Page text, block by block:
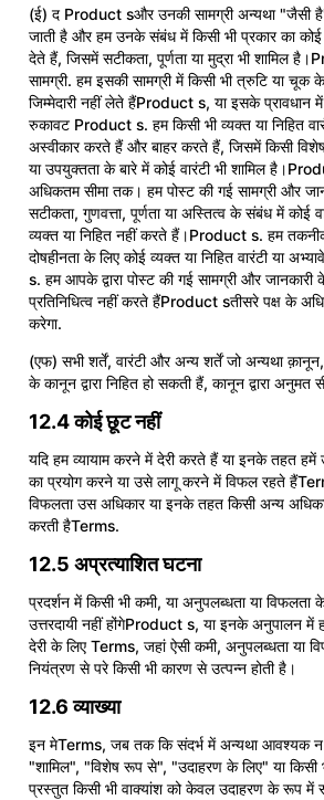
(ई) द Product sऔर उनकी सामग्री अन्यथा "जैसी
जाती है और हम उनके संबंध में किसी भी प्रकार का कोई
देते हैं, जिसमें सटीकता, पूर्णता या मुद्रा भी शामिल
सामग्री. हम इसकी सामग्री में किसी भी त्रुटि या चूक के
जिम्मेदारी नहीं लेते हैंProduct s, या इसके प्रावधान में
रुकावट Product s. हम किसी भी व्यक्त या निहित
अस्वीकार करते हैं और बाहर करते हैं, जिसमें किसी विशेष
या उपयुक्तता के बारे में कोई वारंटी भी शामिल
अधिकतम सीमा तक। हम पोस्ट की गई सामग्री और
सटीकता, गुणवत्ता, पूर्णता या अस्तित्व के संबंध में कोई
व्यक्त या निहित नहीं करते हैं।Product s. हम
दोषहीनता के लिए कोई व्यक्त या निहित वारंटी या
s. हम आपके द्वारा पोस्ट की गई सामग्री और जानकारी
प्रतिनिधित्व नहीं करते हैंProduct sतीसरे पक्ष के
करेगा.
(एफ) सभी शर्तें, वारंटी और अन्य शर्तें जो अन्यथा क़ानून,
के कानून द्वारा निहित हो सकती हैं, कानून द्वारा अनुमत
12.4 कोई छूट नहीं
यदि हम व्यायाम करने में देरी करते हैं या इनके तहत हमें
का प्रयोग करने या उसे लागू करने में विफल रहते
विफलता उस अधिकार या इनके तहत किसी अन्य
करती हैTerms.
12.5 अप्रत्याशित घटना
प्रदर्शन में किसी भी कमी, या अनुपलब्धता या
उत्तरदायी नहीं होंगेProduct s, या इनके अनुपालन में
देरी के लिए Terms, जहां ऐसी कमी, अनुपलब्धता या
नियंत्रण से परे किसी भी कारण से उत्पन्न होती है।
12.6 व्याख्या
इन मेTerms, जब तक कि संदर्भ में अन्यथा आवश्यक न
"शामिल", "विशेष रूप से", "उदाहरण के लिए" या किसी
प्रस्तुत किसी भी वाक्यांश को केवल उदाहरण के रूप में